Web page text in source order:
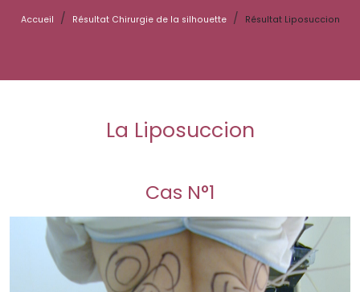
Accueil Résultat Chirurgie de la silhouette Résultat Liposuccion
La Liposuccion
Cas N°1